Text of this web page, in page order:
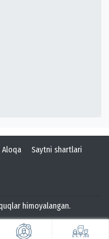
Aloqa Saytni shartlari
himoyalangan.